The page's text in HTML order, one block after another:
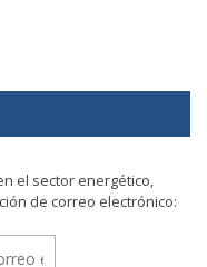
el sector energético,
de correo electrónico: